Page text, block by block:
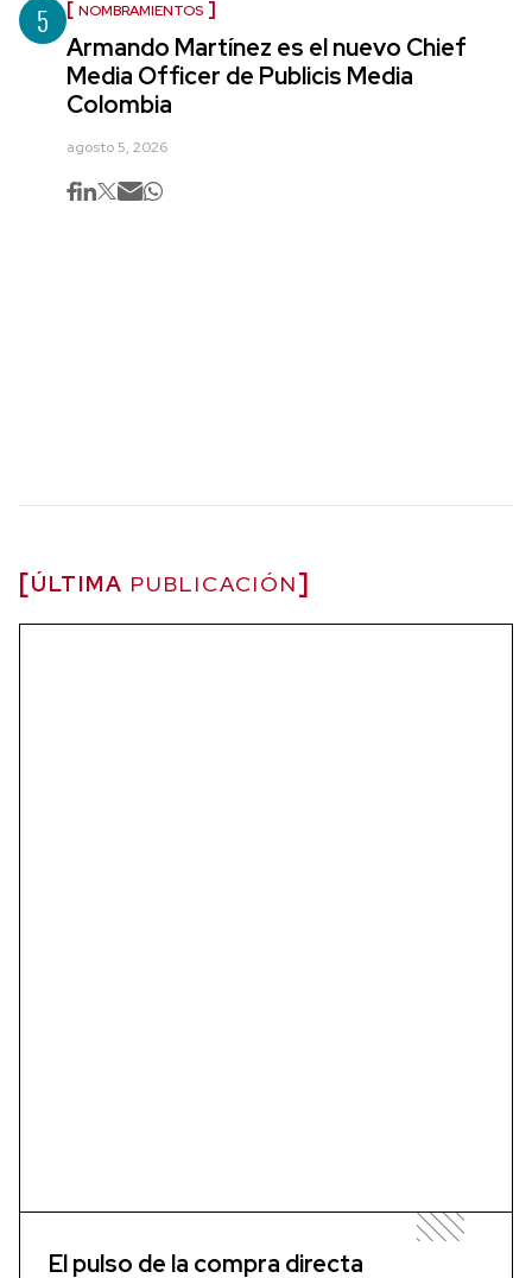
5 NOMBRAMIENTOS
Armando Martínez es el nuevo Chief
Media Officer de Publicis Media
Colombia
agosto 5, 2026
ÚLTIMA PUBLICACIÓN
El pulso de la compra directa